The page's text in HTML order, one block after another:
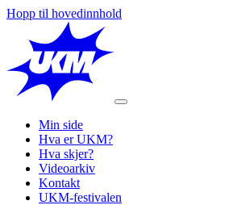
Hopp til hovedinnhold
Min side
Hva er UKM?
Hva skjer?
Videoarkiv
Kontakt
UKM-festivalen